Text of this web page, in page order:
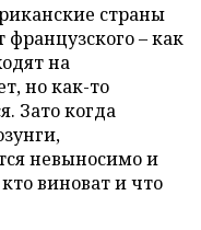
страны
французского – как
на
но как-то
Зато когда
невыносимо и
виноват и что